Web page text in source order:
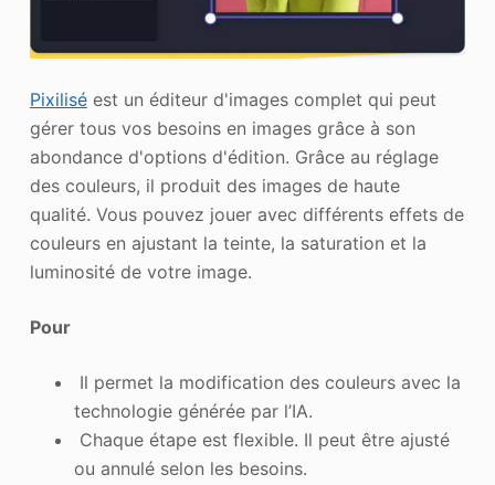
Pixiliséest un éditeur d'images complet qui peut
gérer tous vos besoins en images grâce à son
abondance d'options d'édition. Grâce au réglage
des couleurs, il produit des images de haute
qualité. Vous pouvez jouer avec différents effets de
couleurs en ajustant la teinte, la saturation et la
luminosité de votre image.
Pour
Il permet la modification des couleurs avec la
technologie générée par l’IA.
Chaque étape est flexible. Il peut être ajusté
ou annulé selon les besoins.